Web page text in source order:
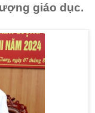
giáo dục.